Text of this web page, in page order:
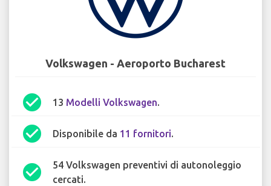
Volkswagen - Aeroporto Bucharest
check_circle 13 Modelli Volkswagen.
check_circle Disponibile da 11 fornitori.
check_circle
54 Volkswagen preventivi di autonoleggio
cercati.